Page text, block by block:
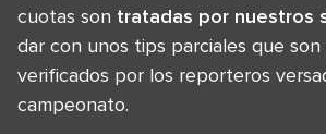
cuotas son tratadas por nuestros
dar con unos tips parciales que
verificados por los reporteros
campeonato.